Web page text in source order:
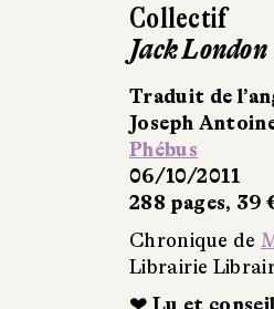
Collectif
Jack London
Traduit de
Joseph
Phébus
06/10/2011
288 pages, 39
Chronique de
Librairie
❤ Lu et